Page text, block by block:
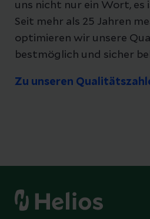
uns nicht nur ein Wort, es
Seit mehr als 25 Jahren
optimieren wir unsere
bestmöglich und sicher
Zu unseren